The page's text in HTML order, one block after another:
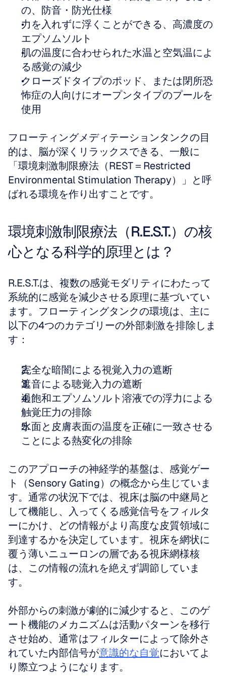
の、防音・防光仕様
力を入れずに浮くことができる、高濃度の
エプソムソルト
肌の温度に合わせられた水温と空気温によ
る感覚の減少
クローズドタイプのポッド、または閉所恐
怖症の人向けにオープンタイプのプールを
使用
フローティングメディテーションタンクの目
的は、脳が深くリラックスできる、一般に
「環境刺激制限療法（REST＝Restricted
Environmental Stimulation Therapy）」と呼
ばれる環境を作り出すことです。
環境刺激制限療法（R.E.S.T.）の核
心となる科学的原理とは？
R.E.S.T.は、複数の感覚モダリティにわたって
系統的に感覚を減少させる原理に基づいてい
ます。フローティングタンクの環境は、主に
以下の4つのカテゴリーの外部刺激を排除しま
す：
完全な暗闇による視覚入力の遮断
遮音による聴覚入力の遮断
過飽和エプソムソルト溶液での浮力による
触覚圧力の排除
水面と皮膚表面の温度を正確に一致させる
ことによる熱変化の排除
このアプローチの神経学的基盤は、感覚ゲー
ト（Sensory Gating）の概念から生じていま
す。通常の状況下では、視床は脳の中継局と
して機能し、入ってくる感覚信号をフィルタ
ーにかけ、どの情報がより高度な皮質領域に
到達するかを決定しています。視床を網状に
覆う薄いニューロンの層である視床網様核
は、この情報の流れを絶えず調節していま
す。
外部からの刺激が劇的に減少すると、このゲ
ート機能のメカニズムは活動パターンを移行
させ始め、通常はフィルターによって除外さ
れていた内部信号が意識的な自覚においてよ
り際立つようになります。